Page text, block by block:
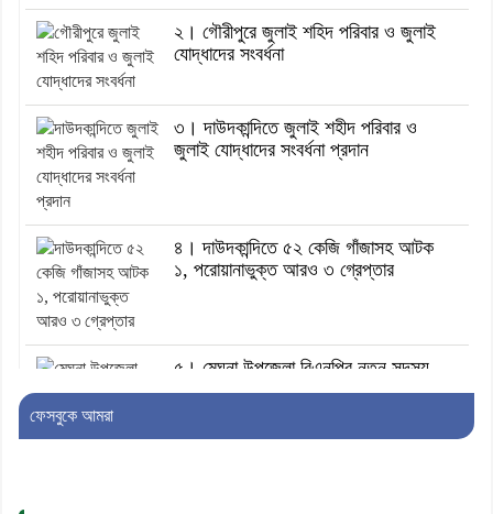
২। গৌরীপুরে জুলাই শহিদ পরিবার ও জুলাই
যোদ্ধাদের সংবর্ধনা
৩। দাউদকান্দিতে জুলাই শহীদ পরিবার ও
জুলাই যোদ্ধাদের সংবর্ধনা প্রদান
৪। দাউদকান্দিতে ৫২ কেজি গাঁজাসহ আটক
১, পরোয়ানাভুক্ত আরও ৩ গ্রেপ্তার
৫। মেঘনা উপজেলা বিএনপির নতুন সদস্য
সচিব হলেন সালাউদ্দিন সরকার
ফেসবুকে আমরা